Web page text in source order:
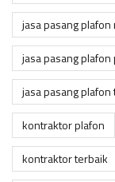
jasa pasang plafon
jasa pasang plafon
jasa pasang plafon
kontraktor plafon
kontraktor terbaik